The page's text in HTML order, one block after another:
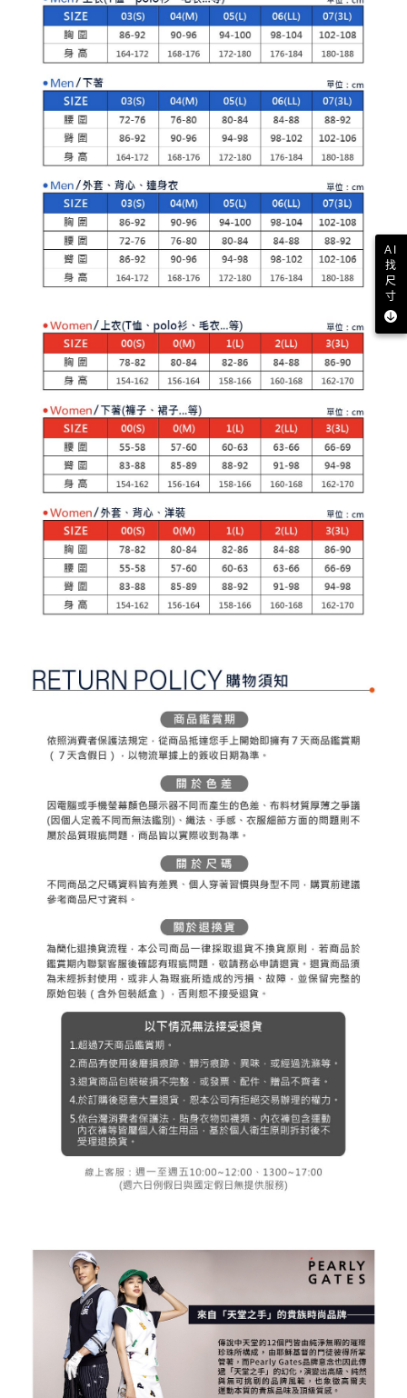
2.基於同意付款使用「大哥付你分期」之契約關係目的，商店將以您的個人
資料（包含姓名、電話或地址）提供予台灣大哥大進項蒐集、處理及利用，
由本公司與您本人進行分期帳單所需資料之確認、核對及更正。
3.完整用戶服務條款，請詳閱以下連結：https://oppay.tw/userRule
後付繳納相關費用。
※ 交易是否成功請以「AFTEE先享後付 」之結帳頁面顯示為準，若有關於
是否繳費成功／繳費後需取消欲退款等相關疑問，請聯繫「AFTEE先享後付
客戶支援中心」
https://netprotections.freshdesk.com/support/home
【注意事項】
１．透過由恩沛科技股份有限公司提供之「AFTEE先享後付」服務完成之交
易，需依本服務之必要範圍內提供個人資料，並將交易相關給付款項請求債
權轉讓予恩沛科技股份有限公司。
２．關於個人資料處理事宜，請瀏覽以下網址：
３．未成年的使用者請事先徵得法定代理人或監護人之同意方可使用
「AFTEE先享後付」，若未經同意申辦者引起之損失，本公司不負相關責
４．使用「AFTEE先享後付」時，將依據個別帳號之用戶狀況，依本公司即
時審查核予不同之上限額度；若仍有額度不足之情形，本公司將視審查結果
５．嚴禁一人註冊多個帳號或使用他人資訊註冊。若發現惡意使用之情形，
付款後萊爾富取貨
7-11取貨付款
免運費
付款後7-11取貨
免運費
離島宅配
AI
找
尺
寸